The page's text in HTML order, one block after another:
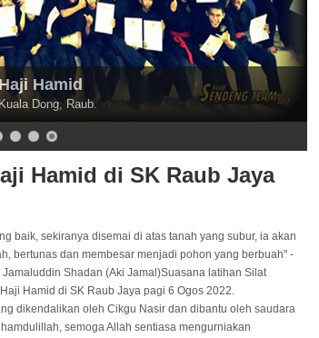
Hamid
Dong, Raub.
Hamid di SK Raub Jaya
baik, sekiranya disemai di atas tanah yang subur, ia akan
bertunas dan membesar menjadi pohon yang berbuah" -
Shadan (Aki Jamal)Suasana latihan Silat
Hamid di SK Raub Jaya pagi 6 Ogos 2022.
dikendalikan oleh Cikgu Nasir dan dibantu oleh saudara
semoga Allah sentiasa mengurniakan